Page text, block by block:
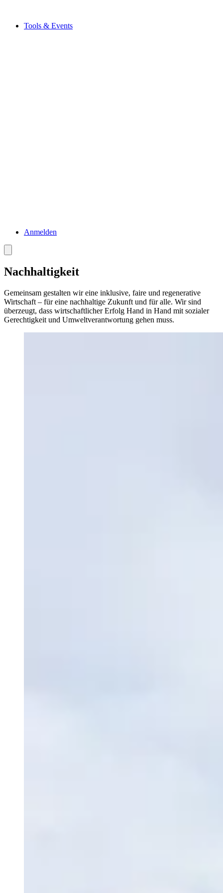
Tools & Events
Anmelden
Nachhaltigkeit
Gemeinsam gestalten wir eine inklusive, faire und regenerative
Wirtschaft – für eine nachhaltige Zukunft und für alle. Wir sind
überzeugt, dass wirtschaftlicher Erfolg Hand in Hand mit sozialer
Gerechtigkeit und Umweltverantwortung gehen muss.